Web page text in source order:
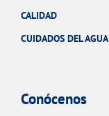
CALIDAD
CUIDADOS DEL AGUA
Conócenos